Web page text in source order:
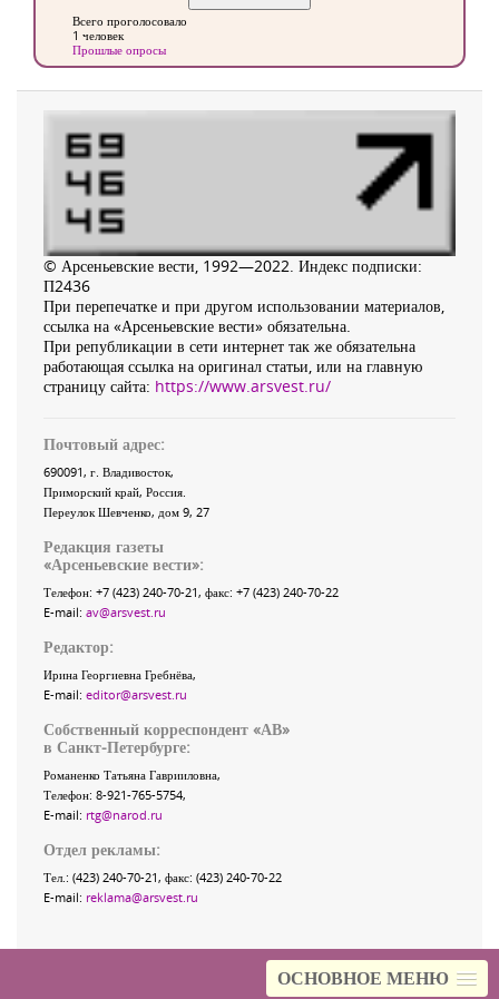
ОСНОВНОЕ МЕНЮ
Всего проголосовало
1 человек
Прошлые опросы
© Арсеньевские вести, 1992—2022. Индекс подписки:
П2436
При перепечатке и при другом использовании материалов,
ссылка на «Арсеньевские вести» обязательна.
При републикации в сети интернет так же обязательна
работающая ссылка на оригинал статьи, или на главную
страницу сайта: https://www.arsvest.ru/
Почтовый адрес:
690091, г. Владивосток,
Приморский край, Россия
Переулок Шевченко, дом 9, 27
Редакция газеты
«Арсеньевские вести»:
Телефон: +7 (423) 240-70-21, факс: +7 (423) 240-70-22
E-mail: av@arsvest.ru
Редактор:
Ирина Георгиевна Гребнёва,
E-mail: editor@arsvest.ru
Собственный корреспондент «АВ»
в Санкт-Петербурге:
Романенко Татьяна Гаврииловна,
Телефон: 8-921-765-5754,
E-mail: rtg@narod.ru
Отдел рекламы:
Тел.: (423) 240-70-21, факс: (423) 240-70-22
E-mail: reklama@arsvest.ru